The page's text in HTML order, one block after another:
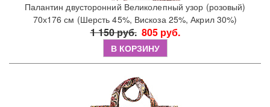
Палантин двусторонний Великолепный узор (розовый)
70х176 см (Шерсть 45%, Вискоза 25%, Акрил 30%)
1 150 руб. 805 руб.
В КОРЗИНУ